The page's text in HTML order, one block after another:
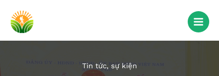
Tin tức, sự kiện